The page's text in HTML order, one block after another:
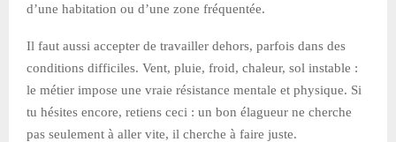
d’une habitation ou d’une zone fréquentée.
Il faut aussi accepter de travailler dehors, parfois dans des
conditions difficiles. Vent, pluie, froid, chaleur, sol instable :
le métier impose une vraie résistance mentale et physique. Si
tu hésites encore, retiens ceci : un bon élagueur ne cherche
pas seulement à aller vite, il cherche à faire juste.